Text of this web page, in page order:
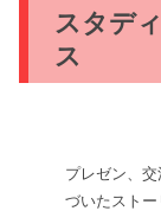
スタデ
ス
プレゼン、
づいたスト